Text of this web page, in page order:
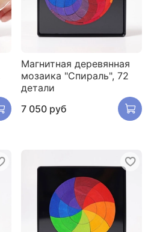
Магнитная деревянная
мозаика "Спираль", 72
детали
7 050 руб